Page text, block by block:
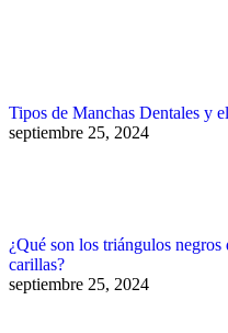
Tipos de Manchas Dentales y
septiembre 25, 2024
¿Qué son los triángulos
carillas?
septiembre 25, 2024